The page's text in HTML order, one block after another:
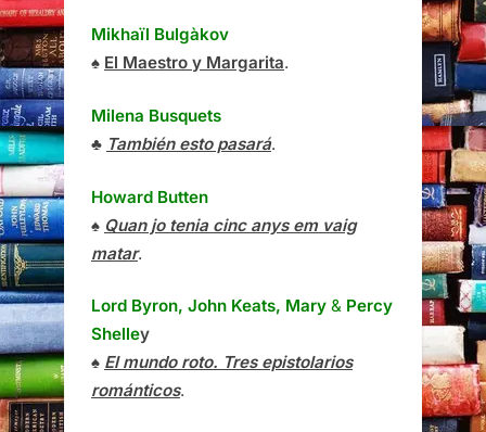
Mikhaïl Bulgàkov
♠ El Maestro y Margarita.
Milena Busquets
♣ También esto pasará.
Howard Butten
♠ Quan jo tenia cinc anys em vaig
matar.
Lord Byron, John Keats, Mary & Percy
Shelley
♠ El mundo roto. Tres epistolarios
románticos.